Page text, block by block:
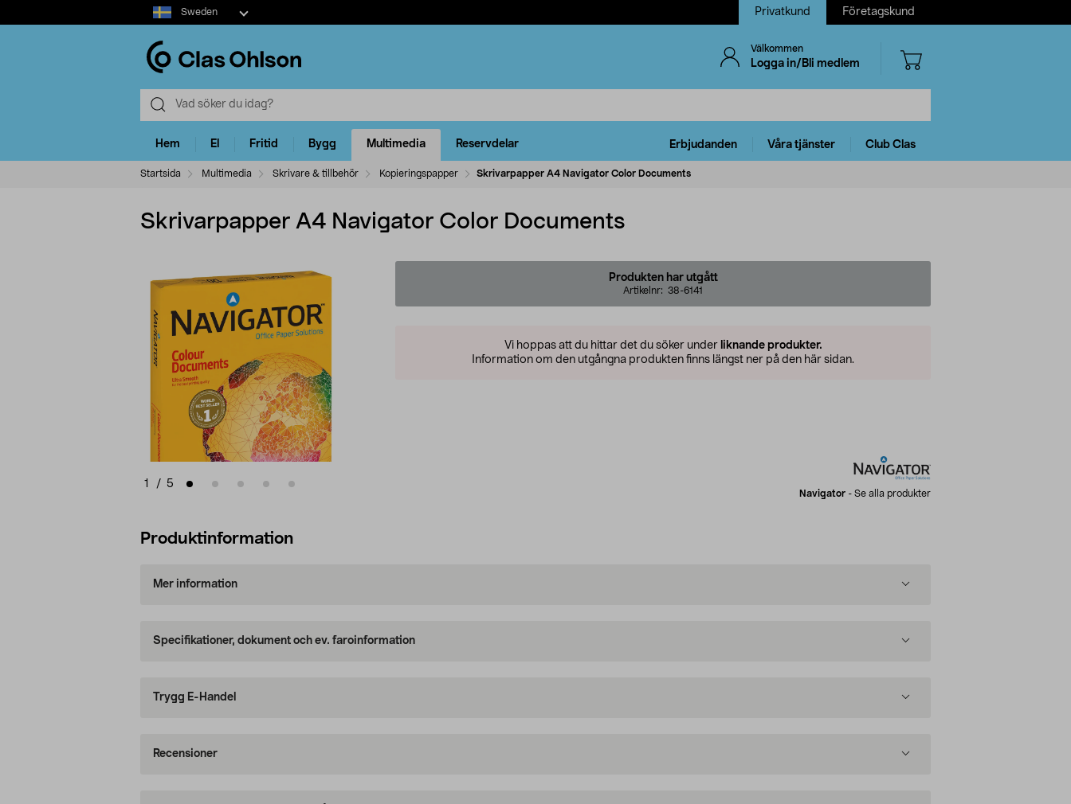
Select
market
Sweden Privatkund Företagskund
Välkommen
Logga in/Bli medlem
Hem El Fritid Bygg Multimedia Reservdelar Erbjudanden Våra tjänster Club Clas
Startsida Multimedia Skrivare & tillbehör Kopieringspapper Skrivarpapper A4 Navigator Color Documents
Skrivarpapper A4 Navigator Color Documents
1 / 5
Produkten har utgått
Artikelnr: 38-6141
Vi hoppas att du hittar det du söker under liknande produkter.
Information om den utgångna produkten finns längst ner på den här sidan.
Navigator - Se alla produkter
Produktinformation
Mer information
Specifikationer, dokument och ev. faroinformation
Trygg E-Handel
Recensioner